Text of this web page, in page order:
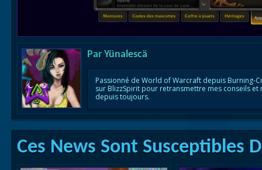
Par Yünalescä
Passionné de World of Warcraft depuis Burning-
sur BlizzSpirit pour retransmettre mes conseils
depuis toujours.
Ces News Sont Susceptibles